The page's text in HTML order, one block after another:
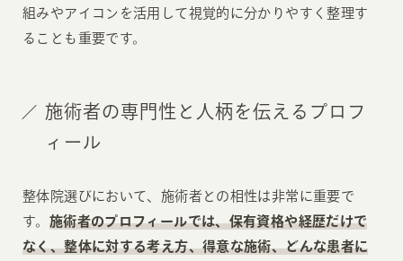
組みやアイコンを活用して視覚的に分かりやすく整理す
ることも重要です。
施術者の専門性と人柄を伝えるプロフ
ィール
整体院選びにおいて、施術者との相性は非常に重要で
す。 施術者のプロフィールでは、保有資格や経歴だけで
なく、整体に対する考え方、得意な施術、どんな患者に